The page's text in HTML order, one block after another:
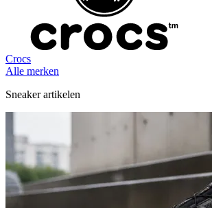
Crocs
Alle merken
Sneaker artikelen